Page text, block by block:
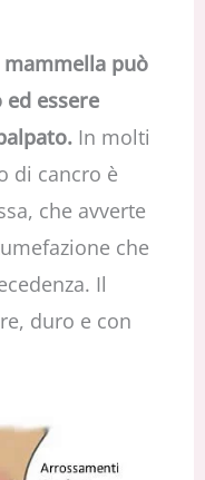
può
essere
In molti
di cancro è
che avverte
che
Il
duro e con